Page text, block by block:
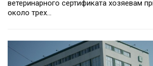
ветеринарного сертификата хозяевам
около трех…